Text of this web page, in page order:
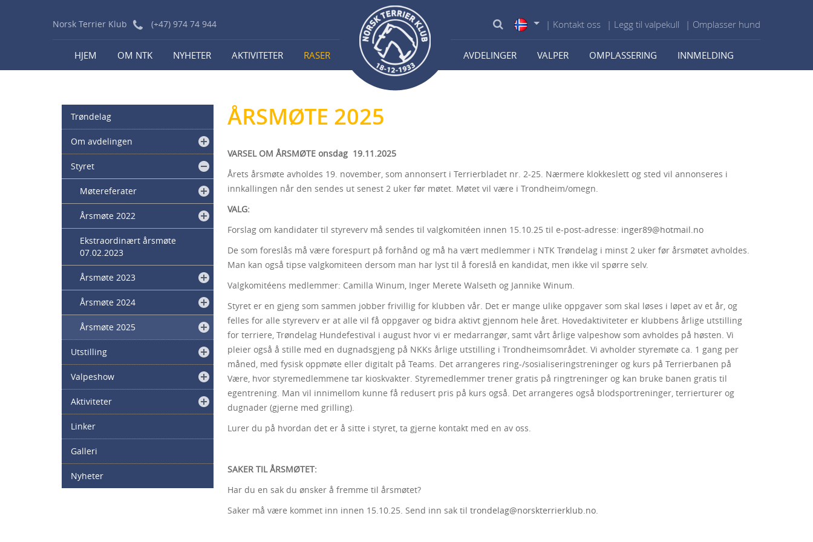
Norsk Terrier Klub (+47) 974 74 944 | Kontakt oss | Legg til valpekull | Omplasser hund
HJEM OM NTK NYHETER AKTIVITETER RASER AVDELINGER VALPER OMPLASSERING INNMELDING
Trøndelag
Om avdelingen
Styret
Møtereferater
Årsmøte 2022
Ekstraordinært årsmøte
07.02.2023
Årsmøte 2023
Årsmøte 2024
Årsmøte 2025
Utstilling
Valpeshow
Aktiviteter
Linker
Galleri
Nyheter
ÅRSMØTE 2025
VARSEL OM ÅRSMØTE onsdag 19.11.2025
Årets årsmøte avholdes 19. november, som annonsert i Terrierbladet nr. 2-25. Nærmere klokkeslett og sted vil annonseres i
innkallingen når den sendes ut senest 2 uker før møtet. Møtet vil være i Trondheim/omegn.
VALG:
Forslag om kandidater til styreverv må sendes til valgkomitéen innen 15.10.25 til e-post-adresse: inger89@hotmail.no
De som foreslås må være forespurt på forhånd og må ha vært medlemmer i NTK Trøndelag i minst 2 uker før årsmøtet avholdes.
Man kan også tipse valgkomiteen dersom man har lyst til å foreslå en kandidat, men ikke vil spørre selv.
Valgkomitéens medlemmer: Camilla Winum, Inger Merete Walseth og Jannike Winum.
Styret er en gjeng som sammen jobber frivillig for klubben vår. Det er mange ulike oppgaver som skal løses i løpet av et år, og
felles for alle styreverv er at alle vil få oppgaver og bidra aktivt gjennom hele året. Hovedaktiviteter er klubbens årlige utstilling
for terriere, Trøndelag Hundefestival i august hvor vi er medarrangør, samt vårt årlige valpeshow som avholdes på høsten. Vi
pleier også å stille med en dugnadsgjeng på NKKs årlige utstilling i Trondheimsområdet. Vi avholder styremøte ca. 1 gang per
måned, med fysisk oppmøte eller digitalt på Teams. Det arrangeres ring-/sosialiseringstreninger og kurs på Terrierbanen på
Være, hvor styremedlemmene tar kioskvakter. Styremedlemmer trener gratis på ringtreninger og kan bruke banen gratis til
egentrening. Man vil innimellom kunne få redusert pris på kurs også. Det arrangeres også blodsportreninger, terrierturer og
dugnader (gjerne med grilling).
Lurer du på hvordan det er å sitte i styret, ta gjerne kontakt med en av oss.
SAKER TIL ÅRSMØTET:
Har du en sak du ønsker å fremme til årsmøtet?
Saker må være kommet inn innen 15.10.25. Send inn sak til trondelag@norskterrierklub.no.